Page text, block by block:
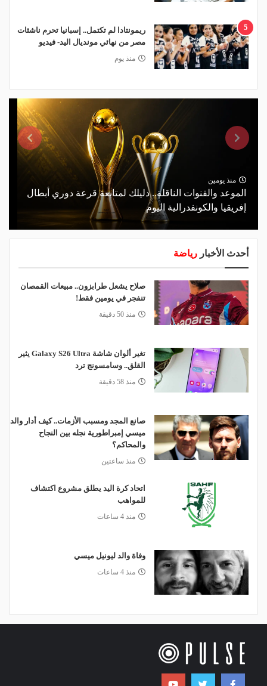
5
ريمونتادا لم تكتمل.. إسبانيا تحرم ناشئات
مصر من نهائي مونديال اليد- فيديو
منذ يوم
منذ يومين
الموعد والقنوات الناقلة.. دليلك لمتابعة قرعة دوري أبطال
إفريقيا والكونفدرالية اليوم
أحدث الأخبار رياضة
صلاح يشعل طرابزون.. مبيعات القمصان
تنفجر في يومين فقط!
منذ 50 دقيقة
تغير ألوان شاشة Galaxy S26 Ultra يثير
القلق.. وسامسونج ترد
منذ 58 دقيقة
صانع المجد ومسبب الأزمات.. كيف أدار والد
ميسي إمبراطورية نجله بين النجاح
والمحاكم؟
منذ ساعتين
اتحاد كرة اليد يطلق مشروع اكتشاف
للمواهب
منذ 4 ساعات
وفاة والد ليونيل ميسي
منذ 4 ساعات